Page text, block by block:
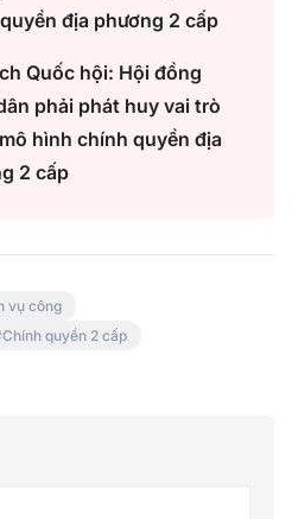
địa phương 2 cấp
Quốc hội: Hội đồng
phải phát huy vai trò
hình chính quyền địa
2 cấp
vụ công
Chính quyền 2 cấp